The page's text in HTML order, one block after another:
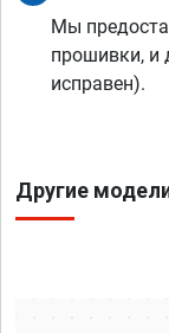
Мы
прошивки, и
исправен).
Другие